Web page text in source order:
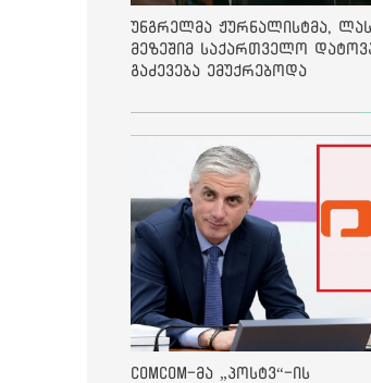
უნგრელმა ჟურნალისტმა,
მეზეშიმ საქართველო
გაძევება ემუქრებოდა
ComCom-მა „პოსტვ“-ის